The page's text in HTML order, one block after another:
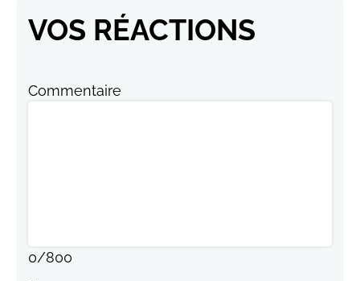
VOS RÉACTIONS
Commentaire
0/800